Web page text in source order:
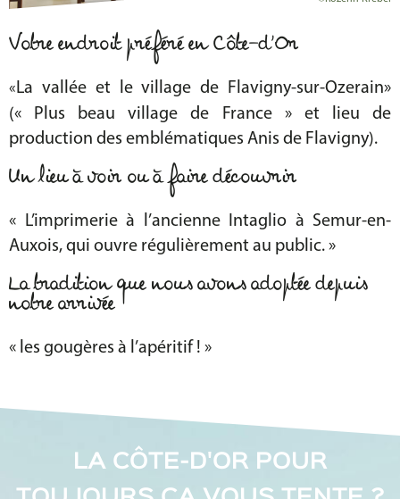
Votre endroit préféré en Côte-d’Or
« La vallée et le village de Flavigny-sur-Ozerain»
(« Plus beau village de France » et lieu de
production des emblématiques Anis de Flavigny).
Un lieu à voir ou à faire découvrir
« L’imprimerie à l’ancienne Intaglio à Semur-en-
Auxois, qui ouvre régulièrement au public. »
La tradition que nous avons adoptée depuis
notre arrivée
« les gougères à l’apéritif ! »
LA CÔTE-D'OR POUR